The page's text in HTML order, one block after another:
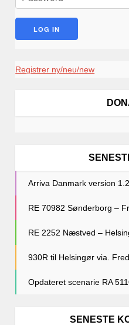
n
Registrer ny/neu/new
Arriva Danmark version 1.2
RE 70982 Sønderborg –
RE 2252 Næstved –
930R til Helsingør via.
Opdateret scenarie RA
SENESTE